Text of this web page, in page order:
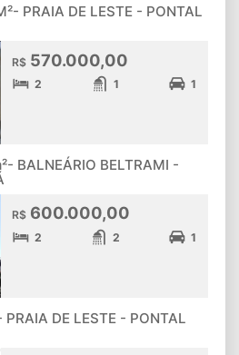
PRAIA DE LESTE - PONTAL
R$ 570.000,00
2 1 1
BALNEÁRIO BELTRAMI -
R$ 600.000,00
2 2 1
PRAIA DE LESTE - PONTAL